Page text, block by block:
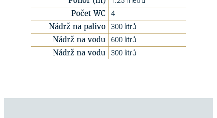
Počet WC 4
Nádrž na palivo 300 litrů
Nádrž na vodu 600 litrů
Nádrž na vodu 300 litrů